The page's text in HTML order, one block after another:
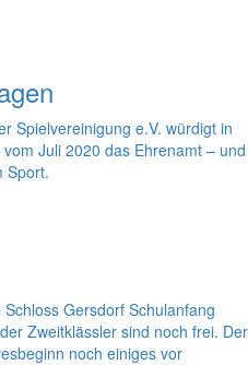
Spielvereinigung e.V. würdigt in
Juli 2020 das Ehrenamt – und
Sport.
Gersdorf Schulanfang
Zweitklässler sind noch frei. Der
noch einiges vor